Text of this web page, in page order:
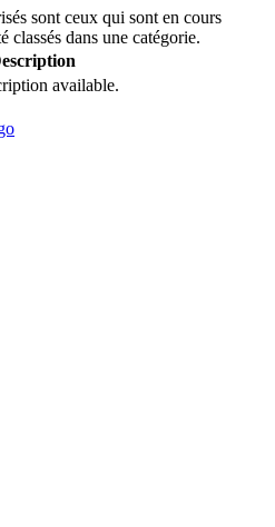
sont ceux qui sont en cours
classés dans une catégorie.
available.